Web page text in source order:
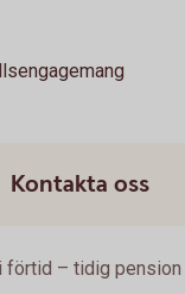
Kontakta oss
förtid – tidig pension